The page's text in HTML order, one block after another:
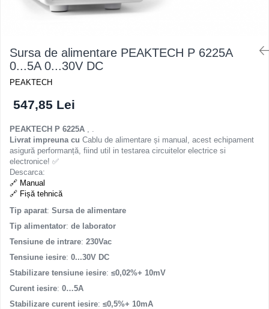
Sursa de alimentare PEAKTECH P 6225A
0...5A 0...30V DC
PEAKTECH
547,85 Lei
PEAKTECH P 6225A , .
Livrat impreuna cu Cablu de alimentare și manual, acest echipament
asigură performanță, fiind util in testarea circuitelor electrice si
electronice! ✅
Descarca:
🔗 Manual
🔗 Fișă tehnică
Tip aparat: Sursa de alimentare
Tip alimentator: de laborator
Tensiune de intrare: 230Vac
Tensiune iesire: 0...30V DC
Stabilizare tensiune iesire: ≤0,02%+ 10mV
Curent iesire: 0…5A
Stabilizare curent iesire: ≤0,5%+ 10mA